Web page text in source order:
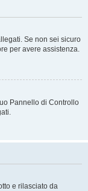
Se non sei sicuro
per avere assistenza.
Pannello di Controllo
e rilasciato da